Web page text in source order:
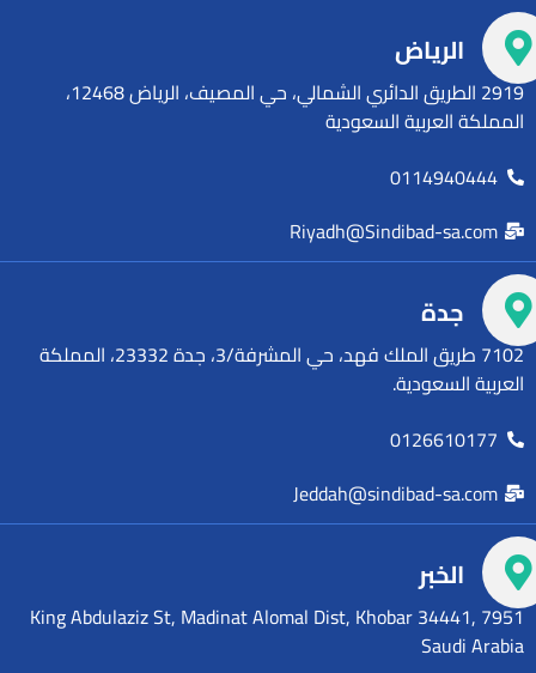
الرياض
2919 الطريق الدائري الشمالي، حي المصيف، الرياض 12468،
المملكة العربية السعودية
0114940444
Riyadh@Sindibad-sa.com
جدة
7102 طريق الملك فهد، حي المشرفة/3، جدة 23332، المملكة
العربية السعودية.
0126610177
Jeddah@sindibad-sa.com
الخبر
7951 King Abdulaziz St, Madinat Alomal Dist, Khobar 34441,
Saudi Arabia